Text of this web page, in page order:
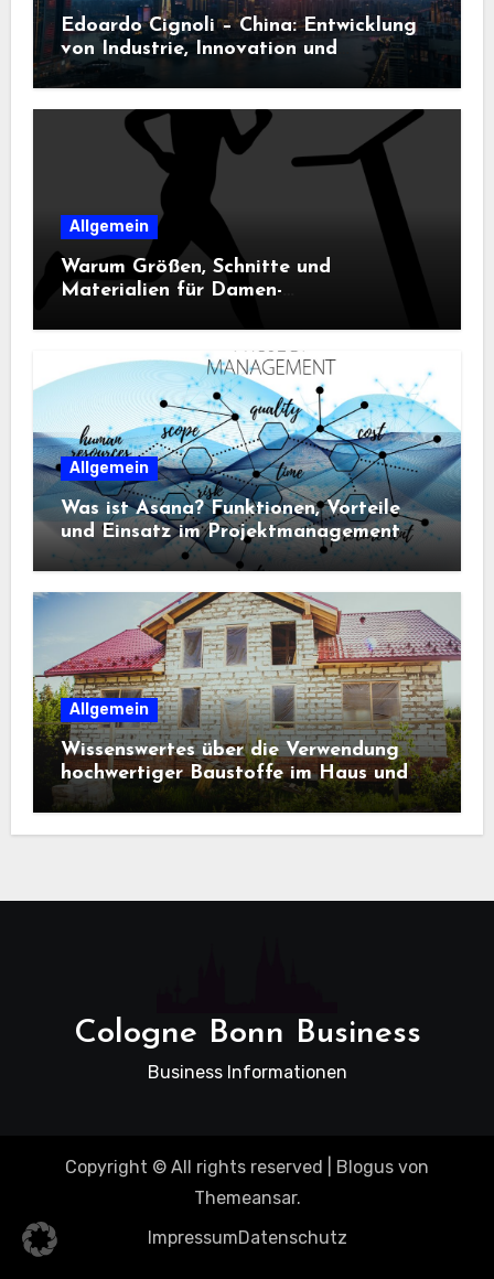
Edoardo Cignoli – China: Entwicklung
von Industrie, Innovation und
Technologie
Allgemein
Warum Größen, Schnitte und
Materialien für Damen-
Allgemein
Was ist Asana? Funktionen, Vorteile
und Einsatz im Projektmanagement
Allgemein
Wissenswertes über die Verwendung
hochwertiger Baustoffe im Haus und
beim Hausbau
Cologne Bonn Business
Business Informationen
Copyright © All rights reserved Blogus von
Themeansar.
ImpressumDatenschutz